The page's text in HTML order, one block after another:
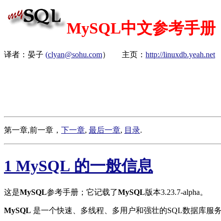
MySQL中文参考手册
译者：晏子 (clyan@sohu.com） 主页： http://linuxdb.yeah.net
第一章,前一章， 下一章, 最后一章, 目录.
1 MySQL 的一般信息
这是MySQL参考手册；它记载了MySQL版本3.23.7-alpha。
MySQL 是一个快速、多线程、多用户和强壮的SQL数据库服